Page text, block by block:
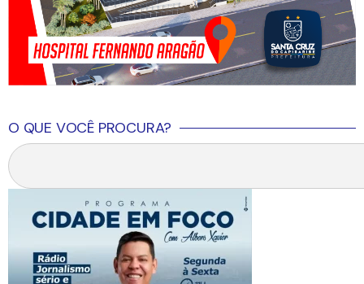
O QUE VOCÊ PROCURA?